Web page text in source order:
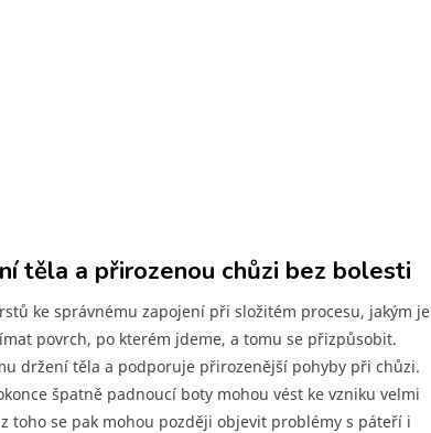
těla a přirozenou chůzi bez bolesti
ke správnému zapojení při složitém procesu, jakým je
povrch, po kterém jdeme, a tomu se přizpůsobit.
držení těla a podporuje přirozenější pohyby při chůzi.
špatně padnoucí boty mohou vést ke vzniku velmi
toho se pak mohou později objevit problémy s páteří i